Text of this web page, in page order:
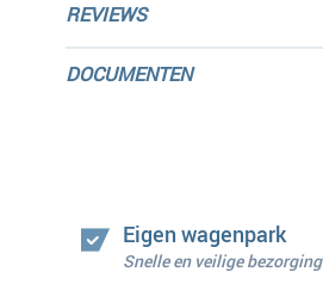
REVIEWS
DOCUMENTEN
Eigen wagenpark
Snelle en veilige bezorging